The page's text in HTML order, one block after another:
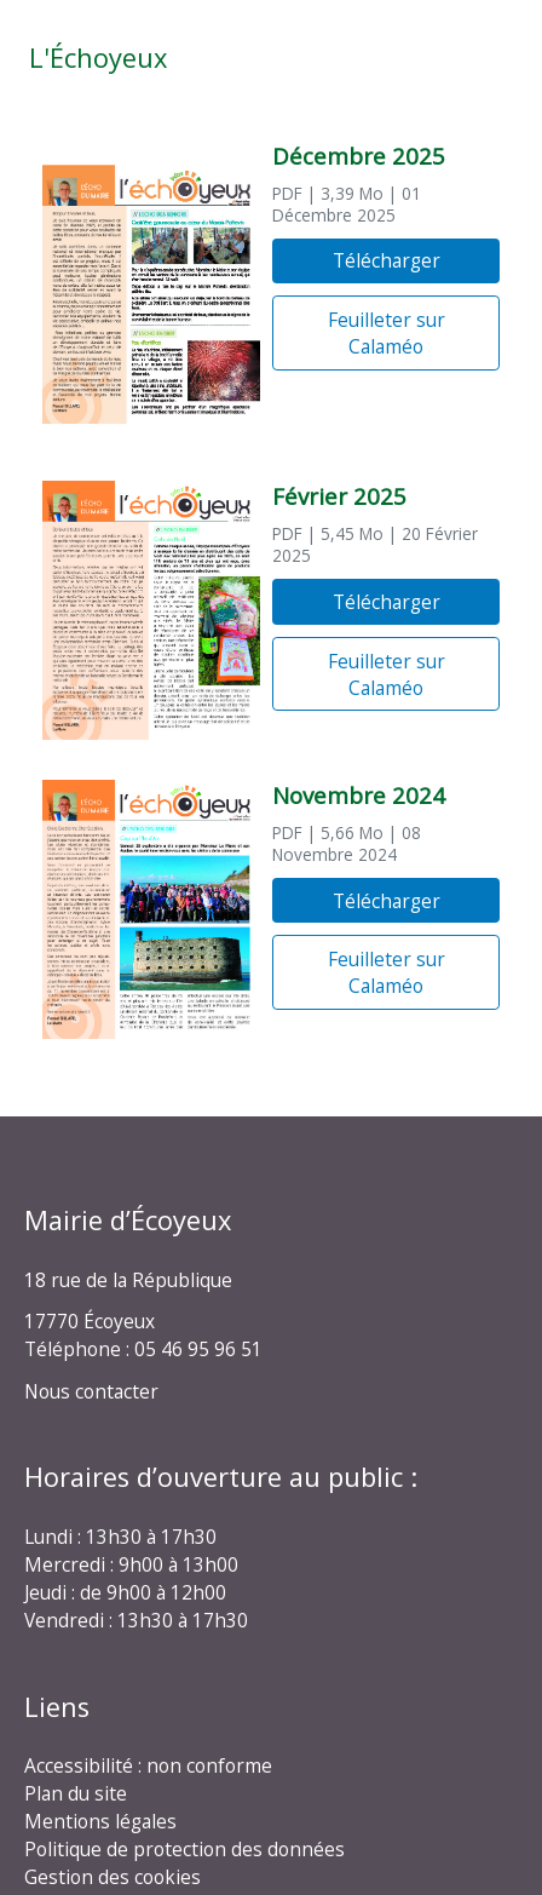
L'Échoyeux
Décembre 2025
PDF | 3,39 Mo | 01
Décembre 2025
Télécharger
Feuilleter sur
Calaméo
Février 2025
PDF | 5,45 Mo | 20 Février
2025
Télécharger
Feuilleter sur
Calaméo
Novembre 2024
PDF | 5,66 Mo | 08
Novembre 2024
Télécharger
Feuilleter sur
Calaméo
Mairie d’Écoyeux
18 rue de la République
17770 Écoyeux
Téléphone : 05 46 95 96 51
Nous contacter
Horaires d’ouverture au public :
Lundi : 13h30 à 17h30
Mercredi : 9h00 à 13h00
Jeudi : de 9h00 à 12h00
Vendredi : 13h30 à 17h30
Liens
Accessibilité : non conforme
Plan du site
Mentions légales
Politique de protection des données
Gestion des cookies